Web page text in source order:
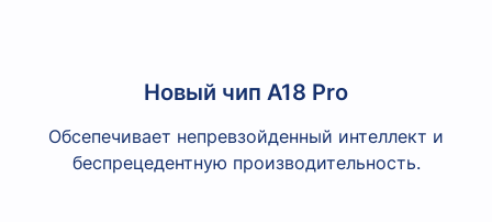
Новый чип A18 Pro
Обсепечивает непревзойденный интеллект и
беспрецедентную производительность.